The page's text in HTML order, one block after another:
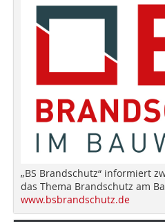
„BS Brandschutz“ informiert
das Thema Brandschutz am
www.bsbrandschutz.de